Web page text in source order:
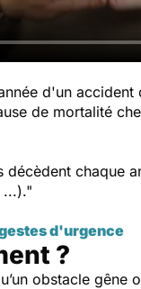
d'un
de mortalité
chaque
...)."
d'urgence
?
obs­tacle